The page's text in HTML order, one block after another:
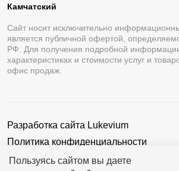
Пользуясь сайтом вы даете
Камчатский
Сайт носит исключительно
является публичной офертой,
РФ. Для получения подробной
характеристиках и стоимости услуг и
офис продаж.
Разработка сайта Lukevium
Политика конфиденциальности
Пользовательское соглашение